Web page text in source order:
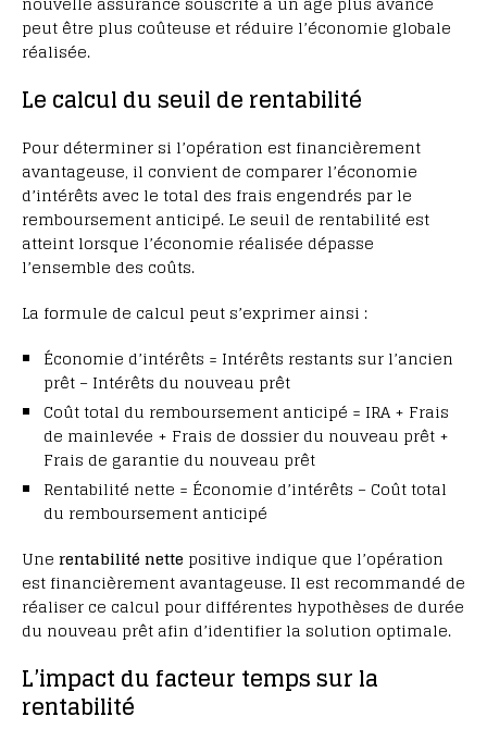
peut être plus coûteuse et réduire l’économie globale
réalisée.
Le calcul du seuil de rentabilité
Pour déterminer si l’opération est financièrement
avantageuse, il convient de comparer l’économie
d’intérêts avec le total des frais engendrés par le
remboursement anticipé. Le seuil de rentabilité est
atteint lorsque l’économie réalisée dépasse
l’ensemble des coûts.
La formule de calcul peut s’exprimer ainsi :
Économie d’intérêts = Intérêts restants sur l’ancien
prêt – Intérêts du nouveau prêt
Coût total du remboursement anticipé = IRA + Frais
de mainlevée + Frais de dossier du nouveau prêt +
Frais de garantie du nouveau prêt
Rentabilité nette = Économie d’intérêts – Coût total
du remboursement anticipé
Une rentabilité nette positive indique que l’opération
est financièrement avantageuse. Il est recommandé de
réaliser ce calcul pour différentes hypothèses de durée
du nouveau prêt afin d’identifier la solution optimale.
L’impact du facteur temps sur la
rentabilité